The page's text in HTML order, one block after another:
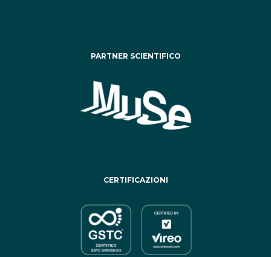
PARTNER SCIENTIFICO
CERTIFICAZIONI